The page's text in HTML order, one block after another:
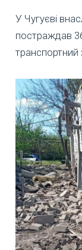
У Чугуєві
постраждав
транспортний